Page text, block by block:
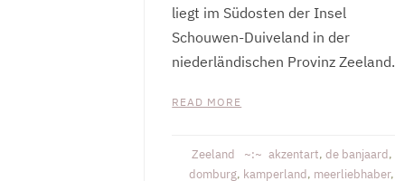
liegt im Südosten der Insel
Schouwen-Duiveland in der
niederländischen Provinz Zeeland.
READ MORE
Zeeland akzentart, de banjaard,
domburg, kamperland, meerliebhaber,